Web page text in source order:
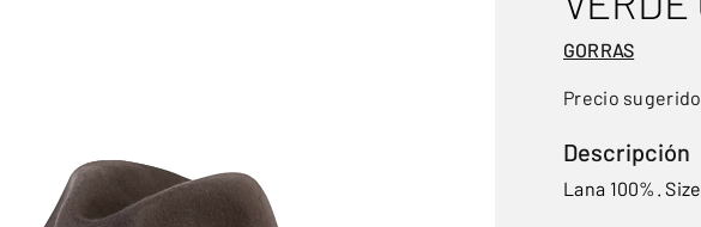
GORRAS
Precio
Descripción
Lana 100%.